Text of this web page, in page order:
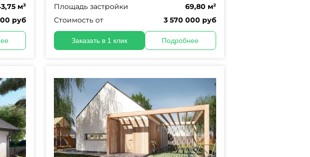
м³
руб
Площадь застройки
69,80 м²
Стоимость от
3 570 000 руб
Заказать в 1 клик Подробнее